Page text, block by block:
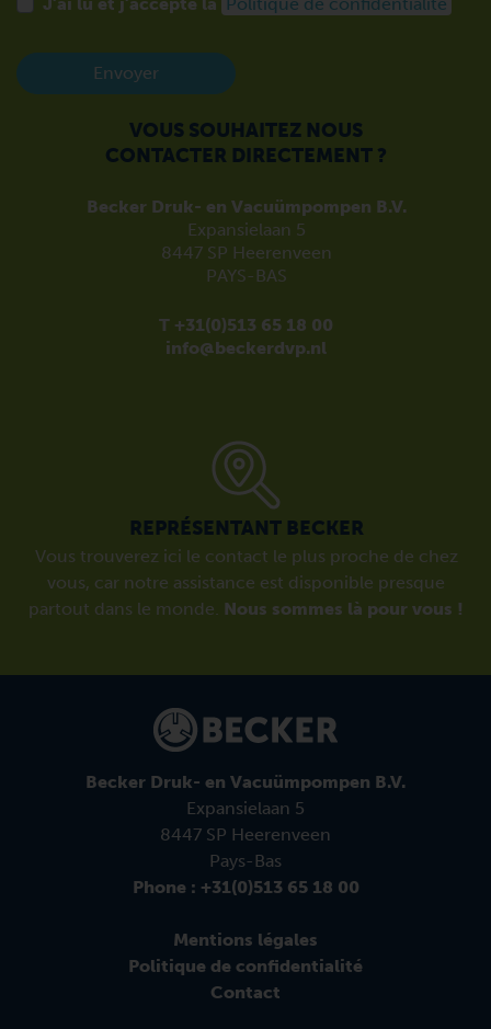
Envoyer
VOUS SOUHAITEZ NOUS
CONTACTER DIRECTEMENT ?
Becker Druk- en Vacuümpompen B.V.
Expansielaan 5
8447 SP Heerenveen
PAYS-BAS
T +31(0)513 65 18 00
info@beckerdvp.nl
REPRÉSENTANT BECKER
Vous trouverez ici le contact le plus proche de chez
vous, car notre assistance est disponible presque
partout dans le monde. Nous sommes là pour vous !
Becker Druk- en Vacuümpompen B.V.
Expansielaan 5
8447 SP Heerenveen
Pays-Bas
Phone : +31(0)513 65 18 00
Mentions légales
Politique de confidentialité
Contact